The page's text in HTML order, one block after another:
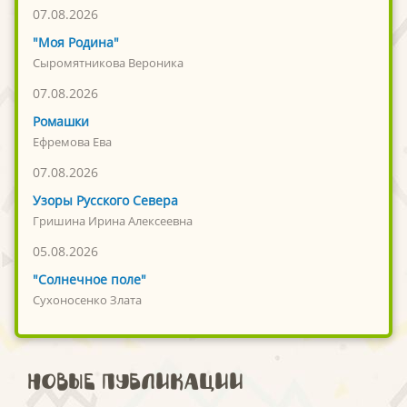
07.08.2026
"Моя Родина"
Сыромятникова Вероника
07.08.2026
Ромашки
Ефремова Ева
07.08.2026
Узоры Русского Севера
Гришина Ирина Алексеевна
05.08.2026
"Солнечное поле"
Сухоносенко Злата
Новые публикации